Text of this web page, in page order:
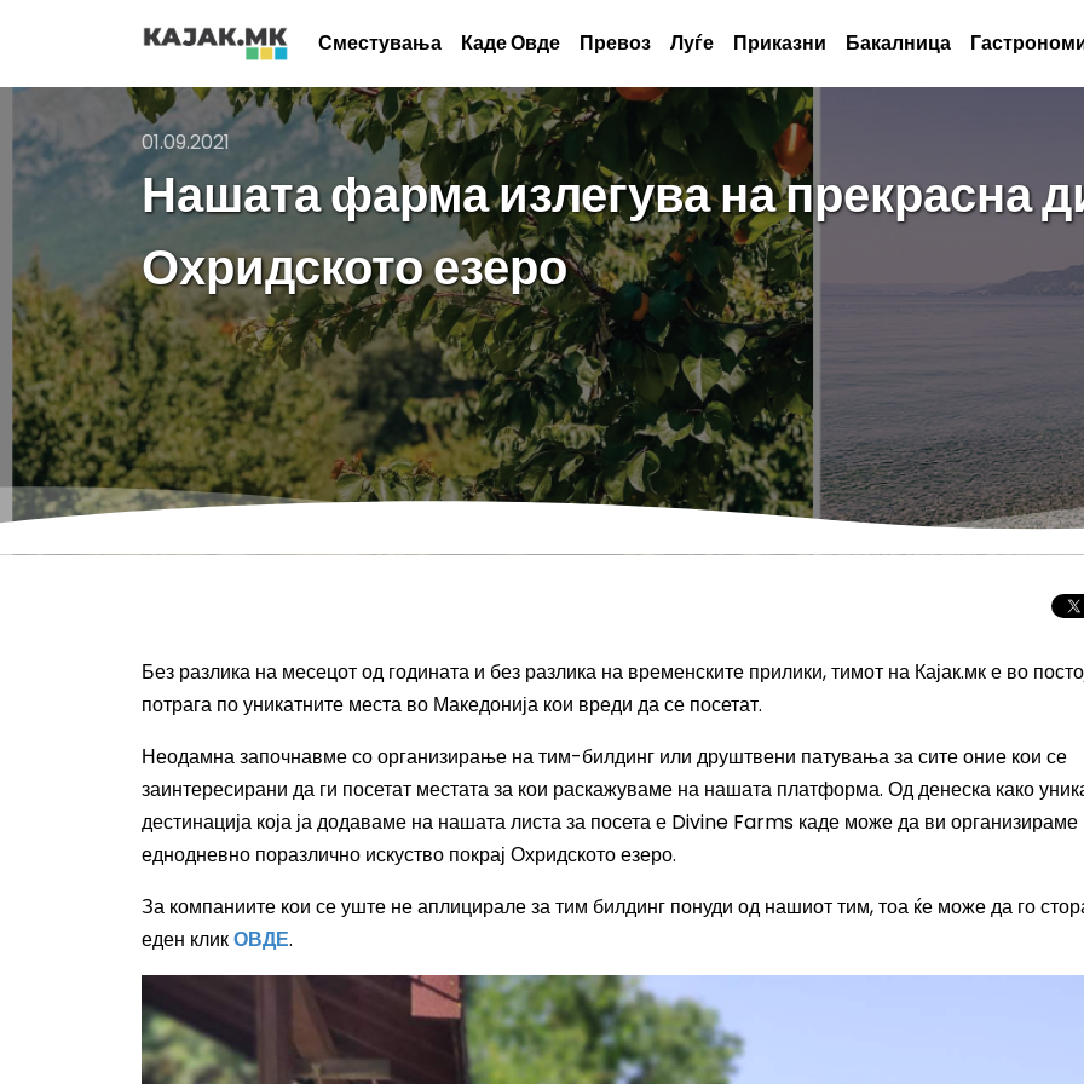
Сместувања Каде Овде Превоз Луѓе Приказни Бакалница
01.09.2021
Нашата фарма излегува на прекрасна
Охридското езеро
Без разлика на месецот од годината и без разлика на временските прилики, тимот на Кајак.мк е во
потрага по уникатните места во Македонија кои вреди да се посетат.
Неодамна започнавме со организирање на тим-билдинг или друштвени патувања за сите оние кои се
заинтересирани да ги посетат местата за кои раскажуваме на нашата платформа. Од денеска како
дестинација која ја додаваме на нашата листа за посета е Divine Farms каде може да ви организираме
еднодневно поразлично искуство покрај Охридското езеро.
За компаниите кои се уште не аплицирале за тим билдинг понуди од нашиот тим, тоа ќе може да го
еден кликОВДЕ.
Целосно